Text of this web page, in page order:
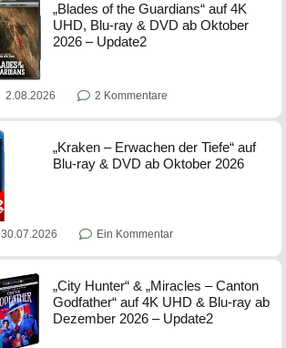
„Blades of the Guardians“ auf 4K
UHD, Blu-ray & DVD ab Oktober
2026 – Update2
2.08.2026 2 Kommentare
„Kraken – Erwachen der Tiefe“ auf
Blu-ray & DVD ab Oktober 2026
30.07.2026 Ein Kommentar
„City Hunter“ & „Miracles – Canton
Godfather“ auf 4K UHD & Blu-ray ab
Dezember 2026 – Update2